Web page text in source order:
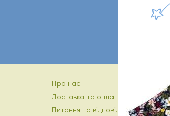
Про нас
Доставка та оплата
Питання та відповіді